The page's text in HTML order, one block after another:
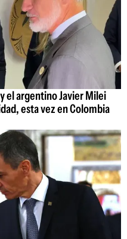
el argentino Javier Milei
esta vez en Colombia